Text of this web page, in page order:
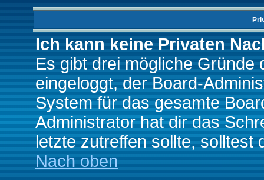
Ich kann keine Privaten
Es gibt drei mögliche Gründe
eingeloggt, der Board-
System für das gesamte
Administrator hat dir das
letzte zutreffen sollte, solltest
Nach oben